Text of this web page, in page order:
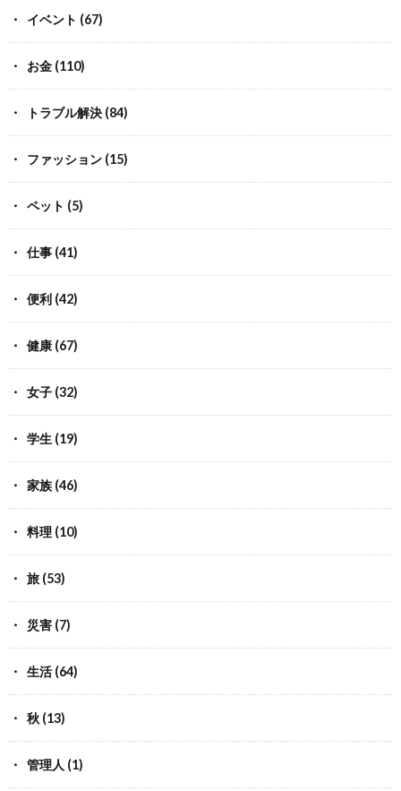
イベント (67)
お金 (110)
トラブル解決 (84)
ファッション (15)
ペット (5)
仕事 (41)
便利 (42)
健康 (67)
女子 (32)
学生 (19)
家族 (46)
料理 (10)
旅 (53)
災害 (7)
生活(64)
秋 (13)
管理人 (1)